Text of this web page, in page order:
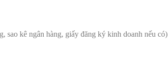
sao kê ngân hàng, giấy đăng ký kinh doanh nếu có)